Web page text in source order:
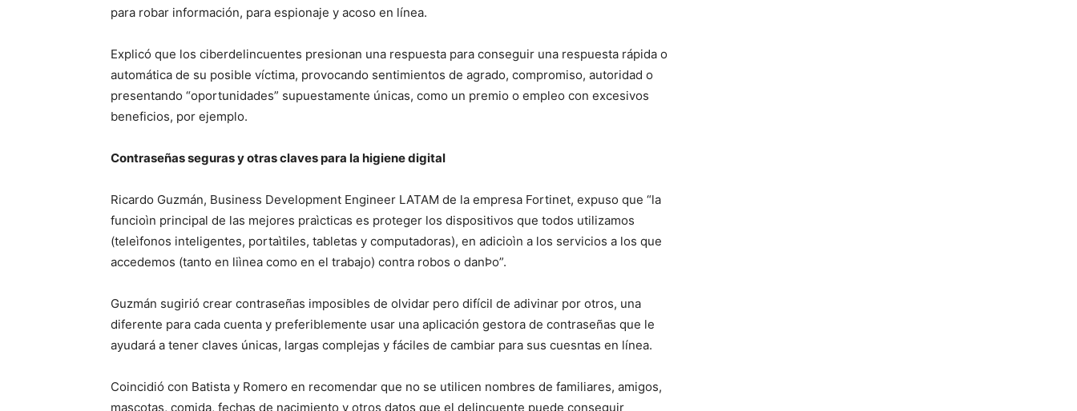
para robar información, para espionaje y acoso en línea.
Explicó que los ciberdelincuentes presionan una respuesta para conseguir una respuesta rápida o
automática de su posible víctima, provocando sentimientos de agrado, compromiso, autoridad o
presentando “oportunidades” supuestamente únicas, como un premio o empleo con excesivos
beneficios, por ejemplo.
Contraseñas seguras y otras claves para la higiene digital
Ricardo Guzmán, Business Development Engineer LATAM de la empresa Fortinet, expuso que “la
funcioìn principal de las mejores praìcticas es proteger los dispositivos que todos utilizamos
(teleìfonos inteligentes, portaìtiles, tabletas y computadoras), en adicioìn a los servicios a los que
accedemos (tanto en liìnea como en el trabajo) contra robos o danÞo”.
Guzmán sugirió crear contraseñas imposibles de olvidar pero difícil de adivinar por otros, una
diferente para cada cuenta y preferiblemente usar una aplicación gestora de contraseñas que le
ayudará a tener claves únicas, largas complejas y fáciles de cambiar para sus cuesntas en línea.
Coincidió con Batista y Romero en recomendar que no se utilicen nombres de familiares, amigos,
mascotas, comida, fechas de nacimiento y otros datos que el delincuente puede conseguir